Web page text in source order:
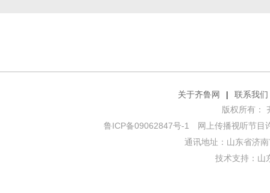
关于齐鲁网 |
联系我们
版权所有：
鲁ICP备09062847号-1
网上传播视听节目
通讯地址：山东省济
技术支持： 山